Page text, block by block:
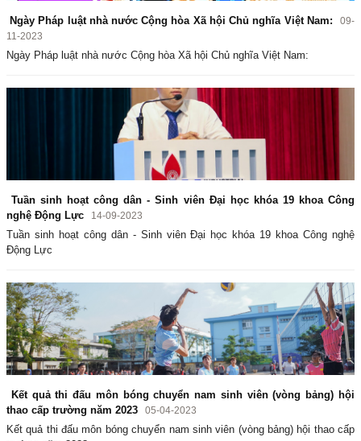
Ngày Pháp luật nhà nước Cộng hòa Xã hội Chủ nghĩa Việt Nam:
09-
11-2023
Ngày Pháp luật nhà nước Cộng hòa Xã hội Chủ nghĩa Việt Nam:
Tuần sinh hoạt công dân - Sinh viên Đại học khóa 19 khoa Công
nghệ Động Lực
14-09-2023
Tuần sinh hoạt công dân - Sinh viên Đại học khóa 19 khoa Công nghệ
Động Lực
Kết quả thi đấu môn bóng chuyển nam sinh viên (vòng bảng) hội
thao cấp trường năm 2023
05-04-2023
Kết quả thi đấu môn bóng chuyển nam sinh viên (vòng bảng) hội thao cấp